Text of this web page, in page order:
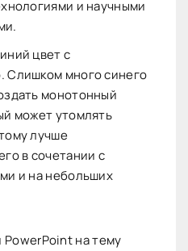
и научными
цвет с
Слишком много синего
монотонный
может утомлять
лучше
в сочетании с
и на небольших
на тему